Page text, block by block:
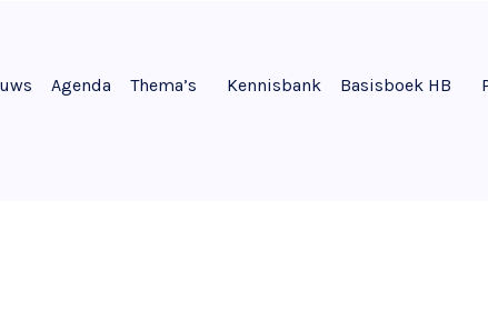
Agenda Thema’s Kennisbank Basisboek HB